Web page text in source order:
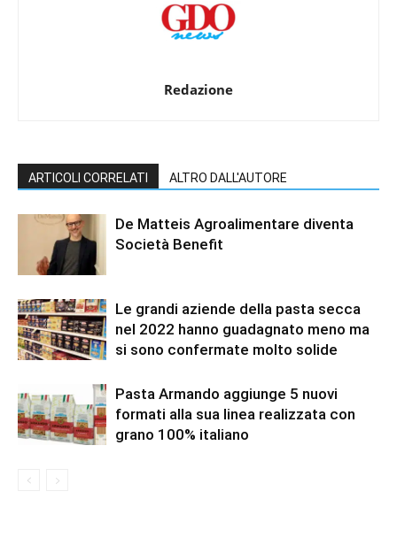
Redazione
ARTICOLI CORRELATI ALTRO DALL'AUTORE
De Matteis Agroalimentare diventa
Società Benefit
Le grandi aziende della pasta secca
nel 2022 hanno guadagnato meno ma
si sono confermate molto solide
Pasta Armando aggiunge 5 nuovi
formati alla sua linea realizzata con
grano 100% italiano